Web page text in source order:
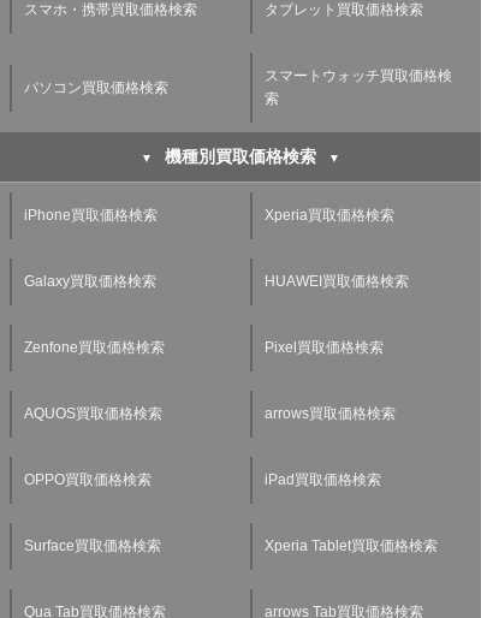
スマホ・携帯買取価格検索 タブレット買取価格検索
パソコン買取価格検索
スマートウォッチ買取価格検
索
機種別買取価格検索
iPhone買取価格検索 Xperia買取価格検索
Galaxy買取価格検索 HUAWEI買取価格検索
Zenfone買取価格検索 Pixel買取価格検索
AQUOS買取価格検索 arrows買取価格検索
OPPO買取価格検索 iPad買取価格検索
Surface買取価格検索 Xperia Tablet買取価格検索
Qua Tab買取価格検索 arrows Tab買取価格検索